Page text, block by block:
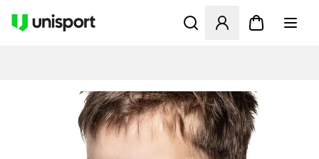
Åbner en Modal til at